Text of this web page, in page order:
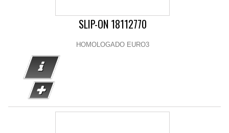
SLIP-ON 18112770
HOMOLOGADO EURO3